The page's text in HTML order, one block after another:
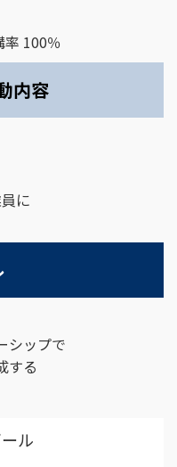
100％
内容
に
シップで
する
ル